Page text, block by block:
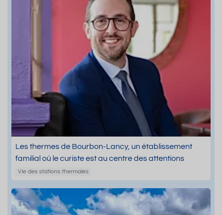
Les thermes de Bourbon-Lancy, un établissement
familial où le curiste est au centre des attentions
Vie des stations thermales